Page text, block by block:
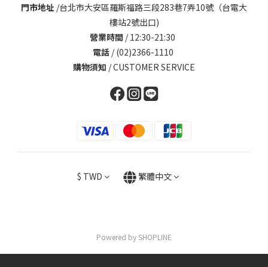
門市地址 /台北市大安區羅斯福路三段283巷7弄10號（台電大
樓站2號出口)
營業時間 / 12:30-21:30
電話 / (02)2366-1110
購物須知 /CUSTOMER SERVICE
$ TWD 繁體中文
Powered by SHOPLINE